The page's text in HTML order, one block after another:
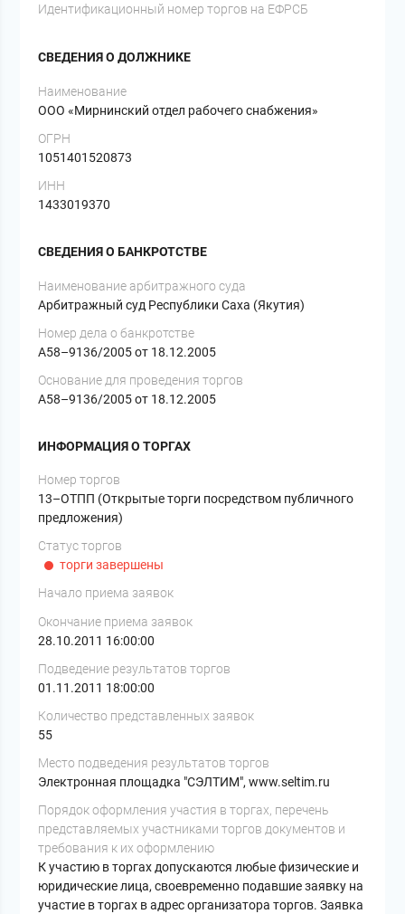
Идентификационный номер торгов на ЕФРСБ
СВЕДЕНИЯ О ДОЛЖНИКЕ
Наименование
ООО «Мирнинский отдел рабочего снабжения»
ОГРН
1051401520873
ИНН
1433019370
СВЕДЕНИЯ О БАНКРОТСТВЕ
Наименование арбитражного суда
Арбитражный суд Республики Саха (Якутия)
Номер дела о банкротстве
А58–9136/2005 от 18.12.2005
Основание для проведения торгов
А58–9136/2005 от 18.12.2005
ИНФОРМАЦИЯ О ТОРГАХ
Номер торгов
13–ОТПП (Открытые торги посредством публичного
предложения)
Статус торгов
торги завершены
Начало приема заявок
Окончание приема заявок
28.10.2011 16:00:00
Подведение результатов торгов
01.11.2011 18:00:00
Количество представленных заявок
55
Место подведения результатов торгов
Электронная площадка "СЭЛТИМ", www.seltim.ru
Порядок оформления участия в торгах, перечень
представляемых участниками торгов документов и
требования к их оформлению
К участию в торгах допускаются любые физические и
юридические лица, своевременно подавшие заявку на
участие в торгах в адрес организатора торгов. Заявка